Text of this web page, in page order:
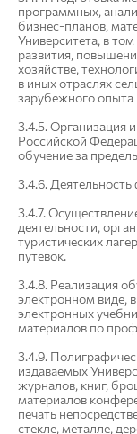
программных,
бизнес-планов,
Университета, в
развития,
хозяйстве,
в иных отраслях
зарубежного
3.4.5. Организация
Российской
обучение за
3.4.6.
3.4.7.
деятельности,
туристических
путевок.
3.4.8. Реализация
электронном виде,
электронных
материалов по
3.4.9.
издаваемых
журналов, книг,
материалов
печать
стекле, металле,